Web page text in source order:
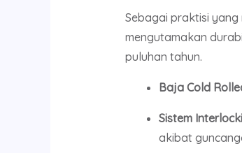
Sebagai praktisi yang
mengutamakan
puluhan tahun.
Baja Cold
Sistem
akibat